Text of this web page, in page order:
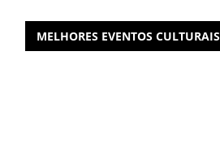
MELHORES EVENTOS CULTURAIS